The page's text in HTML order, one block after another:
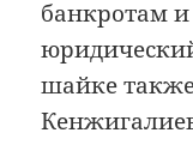
банкротам
шайке